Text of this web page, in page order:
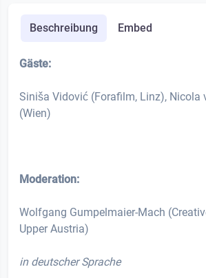
Beschreibung Embed
Gäste:
Siniša Vidović (Forafilm, Linz), Nicola
(Wien)
Moderation:
Wolfgang Gumpelmaier-Mach
Upper Austria)
in deutscher Sprache